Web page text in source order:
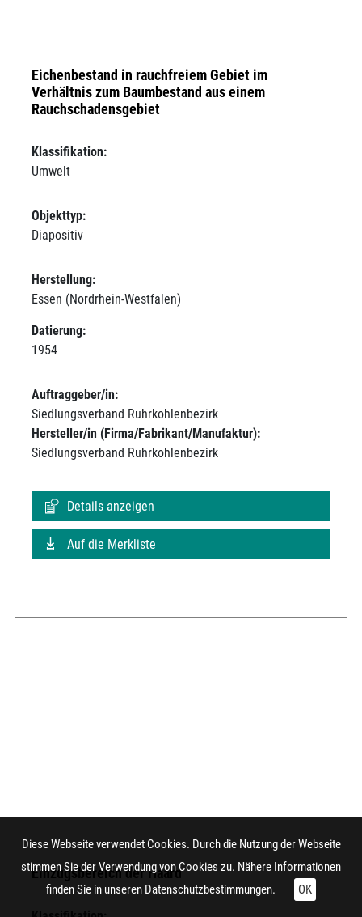
Eichenbestand in rauchfreiem Gebiet im
Verhältnis zum Baumbestand aus einem
Rauchschadensgebiet
Klassifikation:
Umwelt
Objekttyp:
Diapositiv
Herstellung:
Essen (Nordrhein-Westfalen)
Datierung:
1954
Auftraggeber/in:
Siedlungsverband Ruhrkohlenbezirk
Hersteller/in (Firma/Fabrikant/Manufaktur):
Siedlungsverband Ruhrkohlenbezirk
Details anzeigen
Auf die Merkliste
Einzugsbereich der Haard
Diese Webseite verwendet Cookies. Durch die Nutzung der Webseite
stimmen Sie der Verwendung von Cookies zu. Nähere Informationen
finden Sie in unseren Datenschutzbestimmungen. OK